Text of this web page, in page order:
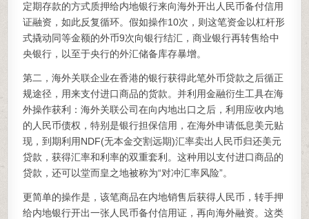
定期存款的方式质押给内地银行来向海外开出人民币备付信用
证融资，如此反复循环。假如操作10次，则这笔资金以杠杆形
式撬动同等金额的外币9次向银行结汇，商业银行再转售给中
央银行，以至于央行的外汇储备库存暴增。
第二，海外关联企业在香港的银行获得此笔外币贷款之后循正
规途径，用来支付进口商品的货款。并利用金融衍生工具在海
外操作获利：海外关联公司在向内地出口之后，利用应收内地
的人民币债权，特别是银行担保信用，在海外申请低息美元贴
现，到期利用NDF(无本金交割远期)汇率卖出人民币归还美元
贷款，获得汇率和利率的双重套利。这种用以支付进口商品的
贷款，还可以堂而皇之地被称为“对冲汇率风险”。
更简单的操作是，该笔商品在内地销售后获得人民币，转手押
给内地银行开出一张人民币备付信用证，再向海外融资。这类